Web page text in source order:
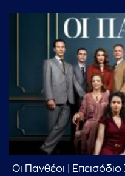
Οι Πανθέοι |